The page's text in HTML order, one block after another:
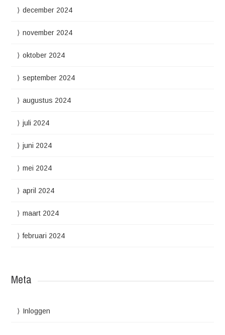
december 2024
november 2024
oktober 2024
september 2024
augustus 2024
juli 2024
juni 2024
mei 2024
april 2024
maart 2024
februari 2024
Meta
Inloggen